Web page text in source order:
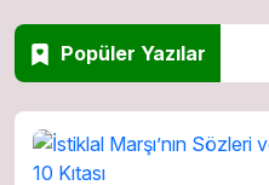
Popüler Yazılar